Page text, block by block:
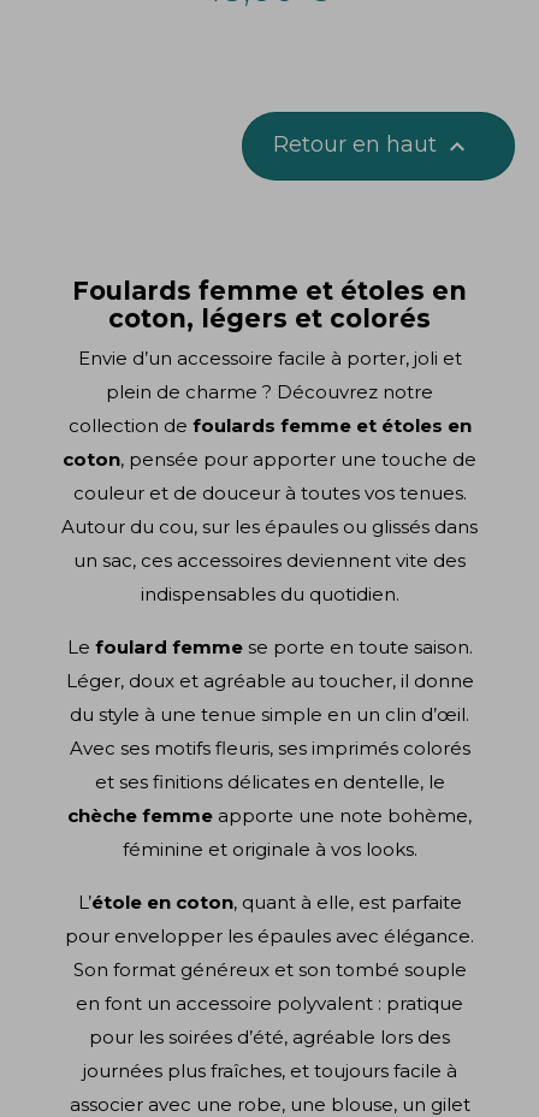
Retour en haut 
Foulards femme et étoles en
coton, légers et colorés
Envie d’un accessoire facile à porter, joli et
plein de charme ? Découvrez notre
collection de foulards femme et étoles en
coton, pensée pour apporter une touche de
couleur et de douceur à toutes vos tenues.
Autour du cou, sur les épaules ou glissés dans
un sac, ces accessoires deviennent vite des
indispensables du quotidien.
Le foulard femmese porte en toute saison.
Léger, doux et agréable au toucher, il donne
du style à une tenue simple en un clin d’œil.
Avec ses motifs fleuris, ses imprimés colorés
et ses finitions délicates en dentelle, le
chèche femme apporte une note bohème,
féminine et originale à vos looks.
L’étole en coton, quant à elle, est parfaite
pour envelopper les épaules avec élégance.
Son format généreux et son tombé souple
en font un accessoire polyvalent : pratique
pour les soirées d’été, agréable lors des
journées plus fraîches, et toujours facile à
associer avec une robe, une blouse, un gilet